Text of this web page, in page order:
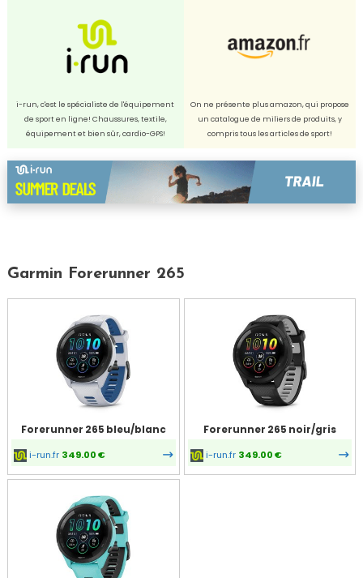
i-run, c'est le spécialiste de l'équipement
de sport en ligne! Chaussures, textile,
équipement et bien sûr, cardio-GPS!
On ne présente plus amazon, qui propose
un catalogue de miliers de produits, y
compris tous les articles de sport!
Garmin Forerunner 265
Forerunner 265 bleu/blanc
i-run.fr 349.00 €
Forerunner 265 noir/gris
i-run.fr 349.00 €